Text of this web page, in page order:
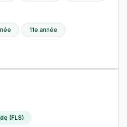
11e année
(FLS)